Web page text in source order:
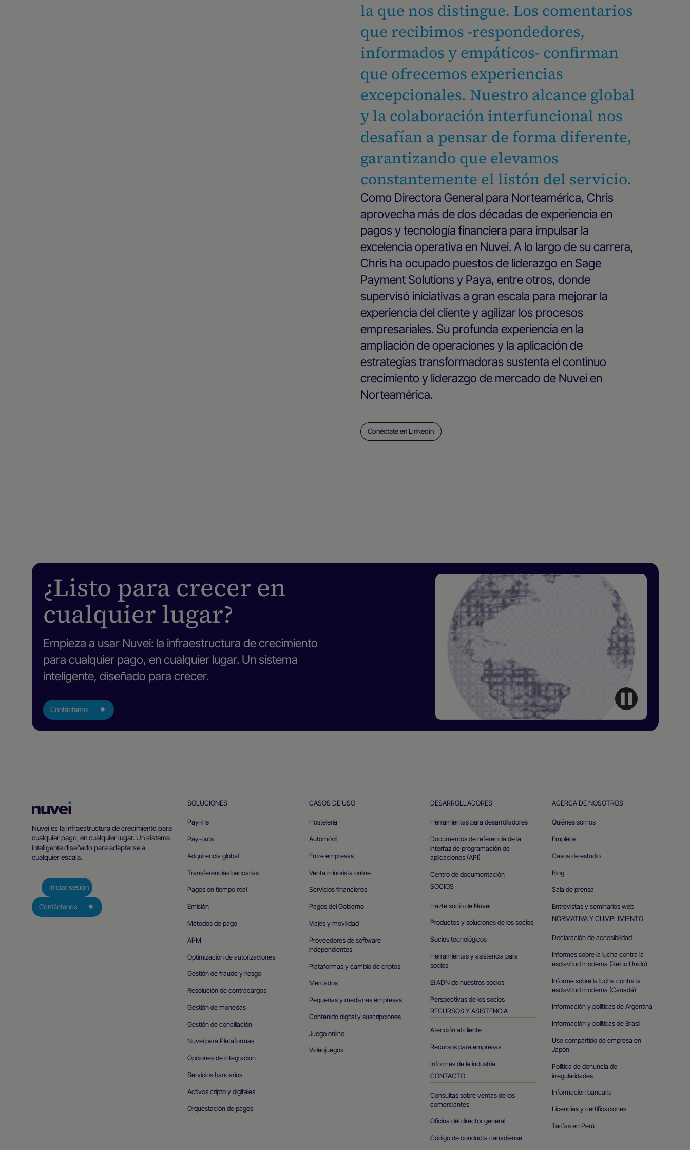
la que nos distingue. Los comentarios
que recibimos -respondedores,
informados y empáticos- confirman
que ofrecemos experiencias
excepcionales. Nuestro alcance global
y la colaboración interfuncional nos
desafían a pensar de forma diferente,
garantizando que elevamos
constantemente el listón del servicio.
Como Directora General para Norteamérica, Chris
aprovecha más de dos décadas de experiencia en
pagos y tecnología financiera para impulsar la
excelencia operativa en Nuvei. A lo largo de su carrera,
Chris ha ocupado puestos de liderazgo en Sage
Payment Solutions y Paya, entre otros, donde
supervisó iniciativas a gran escala para mejorar la
experiencia del cliente y agilizar los procesos
empresariales. Su profunda experiencia en la
ampliación de operaciones y la aplicación de
estrategias transformadoras sustenta el continuo
crecimiento y liderazgo de mercado de Nuvei en
Norteamérica.
Conéctate en Linkedin
¿Listo para crecer en
cualquier lugar?
Empieza a usar Nuvei: la infraestructura de crecimiento
para cualquier pago, en cualquier lugar. Un sistema
inteligente, diseñado para crecer.
Contáctanos
Página
de
Nuvei
Nuvei es la infraestructura de crecimiento para
cualquier pago, en cualquier lugar. Un sistema
inteligente diseñado para adaptarse a
cualquier escala.
Iniciar sesión
Contáctanos
SOLUCIONES
Pay-ins
Pay-outs
Adquirencia global
Transferencias bancarias
Pagos en tiempo real
Emisión
Métodos de pago
APM
Optimización de autorizaciones
Gestión de fraude y riesgo
Resolución de contracargos
Gestión de monedas
Gestión de conciliación
Nuvei para Plataformas
Opciones de integración
Servicios bancarios
Activos cripto y digitales
Orquestación de pagos
CASOS DE USO
Hostelería
Automóvil
Entre empresas
Venta minorista online
Servicios financieros
Pagos del Gobierno
Viajes y movilidad
Proveedores de software
independientes
Plataformas y cambio de criptos
Mercados
Pequeñas y medianas empresas
Contenido digital y suscripciones
Juego online
Videojuegos
DESARROLLADORES
Herramientas para desarrolladores
Documentos de referencia de la
interfaz de programación de
aplicaciones (API)
Centro de documentación
SOCIOS
Hazte socio de Nuvei
Productos y soluciones de los socios
Socios tecnológicos
Herramientas y asistencia para
socios
El ADN de nuestros socios
Perspectivas de los socios
RECURSOS Y ASISTENCIA
Atención al cliente
Recursos para empresas
Informes de la industria
CONTACTO
Consultas sobre ventas de los
comerciantes
Oficina del director general
Código de conducta canadiense
ACERCA DE NOSOTROS
Quiénes somos
Empleos
Casos de estudio
Blog
Sala de prensa
Entrevistas y seminarios web
NORMATIVA Y CUMPLIMIENTO
Declaración de accesibilidad
Informes sobre la lucha contra la
esclavitud moderna (Reino Unido)
Informe sobre la lucha contra la
esclavitud moderna (Canadá)
Información y políticas de Argentina
Información y políticas de Brasil
Uso compartido de empresa en
Japón
Política de denuncia de
irregularidades
Información bancaria
Licencias y certificaciones
Tarifas en Perú